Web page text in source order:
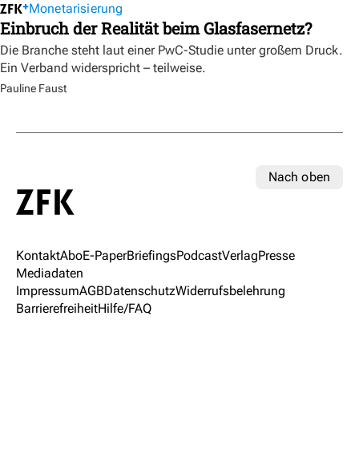
Monetarisierung
Einbruch der Realität beim Glasfasernetz?
Die Branche steht laut einer PwC-Studie unter großem Druck.
Ein Verband widerspricht – teilweise.
Pauline Faust
Nach oben
KontaktAboE-PaperBriefingsPodcastVerlagPresse
Mediadaten
ImpressumAGBDatenschutzWiderrufsbelehrung
BarrierefreiheitHilfe/FAQ